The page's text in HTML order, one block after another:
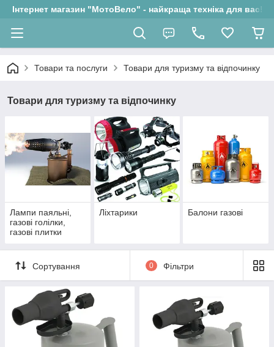
Інтернет магазин "МотоВело" - найкраща техніка для вас!
Товари та послуги Товари для туризму та відпочинку
Товари для туризму та відпочинку
Лампи паяльні,
газові голілки,
газові плитки
Ліхтарики Балони газові
Сортування 0 Фільтри